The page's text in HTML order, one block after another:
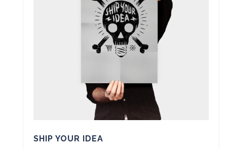
SHIP YOUR IDEA